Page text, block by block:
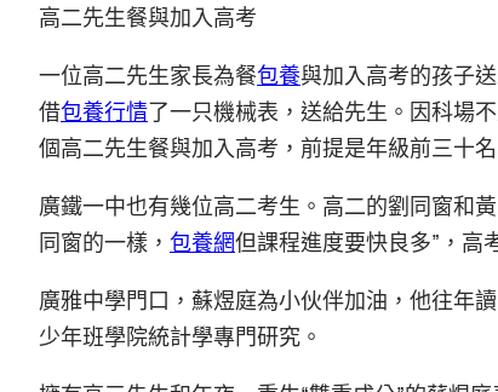
高二先生餐與加入高考
一位高二先生家長為餐包養與加入高考的孩子
借包養行情了一只機械表，送給先生。因科場
個高二先生餐與加入高考，前提是年級前三十
廣鐵一中也有幾位高二考生。高二的劉同窗和
同窗的一樣， 包養網但課程進度要快良多”，高
廣雅中學門口，蘇煜庭為小伙伴加油，他往年
少年班學院統計學專門研究。